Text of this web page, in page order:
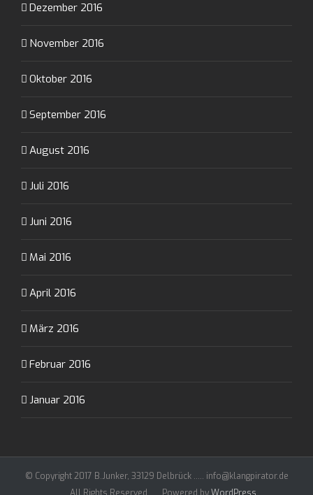
Dezember 2016
November 2016
Oktober 2016
September 2016
August 2016
Juli 2016
Juni 2016
Mai 2016
April 2016
März 2016
Februar 2016
Januar 2016
© Copyright 2017 B.Junker, 33129 Delbrück ..... info@klangpirator.de